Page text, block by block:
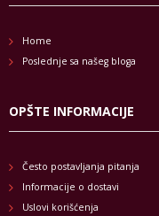
Home
Poslednje sa našeg bloga
OPŠTE INFORMACIJE
Često postavljanja pitanja
Informacije o dostavi
Uslovi korišćenja